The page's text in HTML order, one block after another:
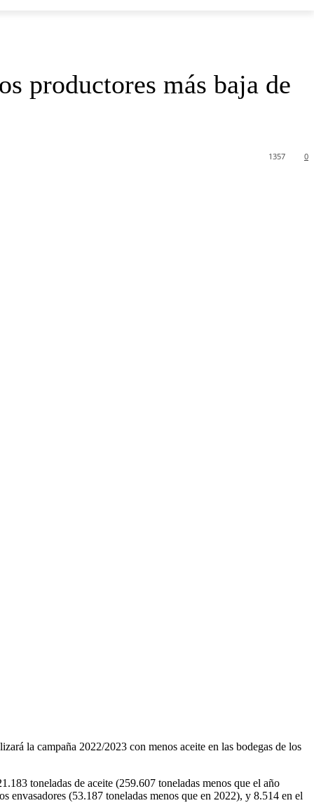
productores más baja de
0
1357
la campaña 2022/2023 con menos aceite en las bodegas de los
toneladas de aceite (259.607 toneladas menos que el año
envasadores (53.187 toneladas menos que en 2022), y 8.514 en el